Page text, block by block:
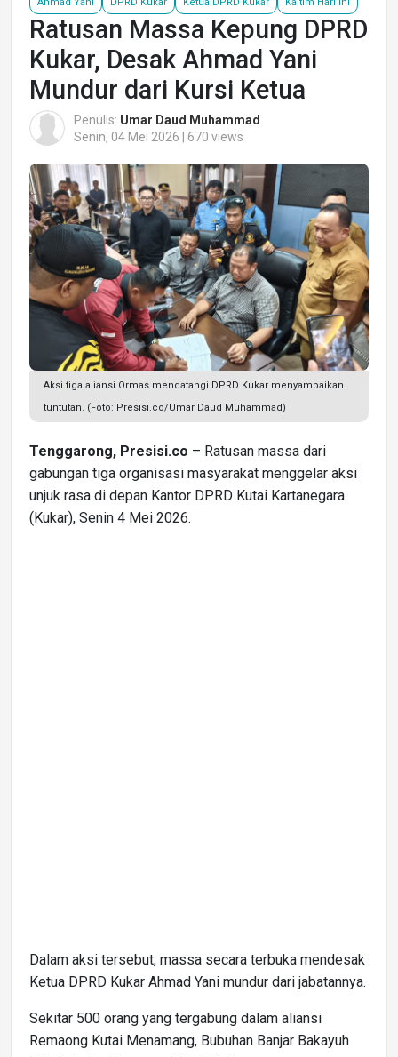
Ratusan Massa Kepung DPRD
Kukar, Desak Ahmad Yani
Mundur dari Kursi Ketua
Penulis: Umar Daud Muhammad
Senin, 04 Mei 2026 | 670 views
Aksi tiga aliansi Ormas mendatangi DPRD Kukar menyampaikan
tuntutan. (Foto: Presisi.co/Umar Daud Muhammad)
Tenggarong, Presisi.co – Ratusan massa dari
gabungan tiga organisasi masyarakat menggelar aksi
unjuk rasa di depan Kantor DPRD Kutai Kartanegara
(Kukar), Senin 4 Mei 2026.
Dalam aksi tersebut, massa secara terbuka mendesak
Ketua DPRD Kukar Ahmad Yani mundur dari jabatannya.
Sekitar 500 orang yang tergabung dalam aliansi
Remaong Kutai Menamang, Bubuhan Banjar Bakayuh